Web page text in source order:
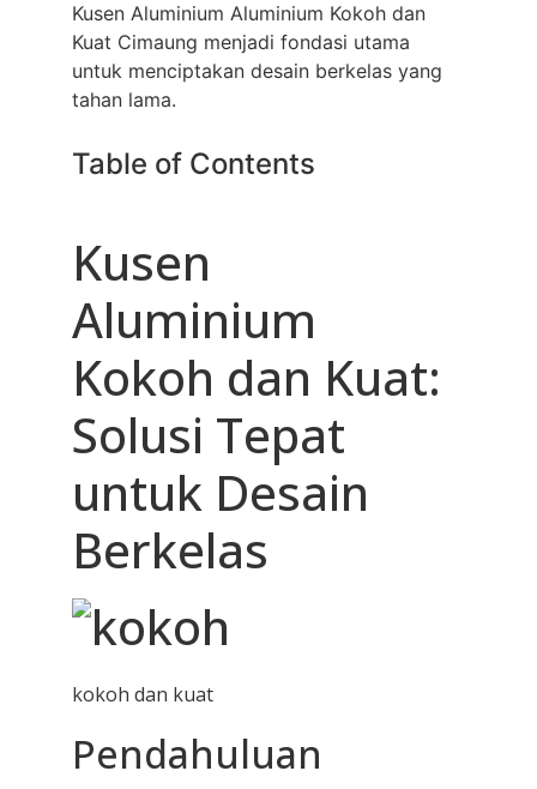
Kusen Aluminium Aluminium Kokoh dan
Kuat Cimaung menjadi fondasi utama
untuk menciptakan desain berkelas yang
tahan lama.
Table of Contents
Kusen
Aluminium
Kokoh dan Kuat:
Solusi Tepat
untuk Desain
Berkelas
kokoh dan kuat
Pendahuluan